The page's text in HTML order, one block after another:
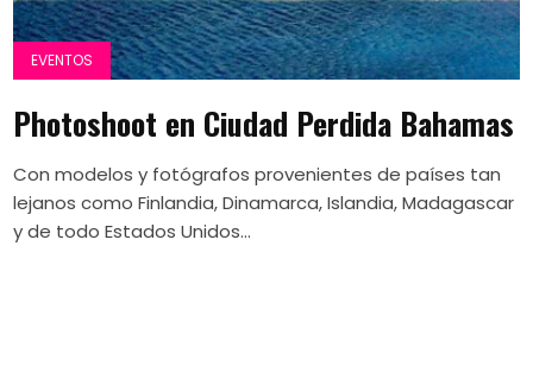
EVENTOS
Photoshoot en Ciudad Perdida Bahamas
Con modelos y fotógrafos provenientes de países tan
lejanos como Finlandia, Dinamarca, Islandia, Madagascar
y de todo Estados Unidos...